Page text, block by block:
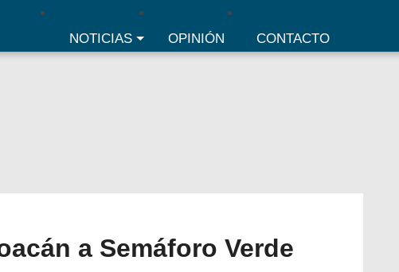
NOTICIAS OPINIÓN CONTACTO
a Semáforo Verde